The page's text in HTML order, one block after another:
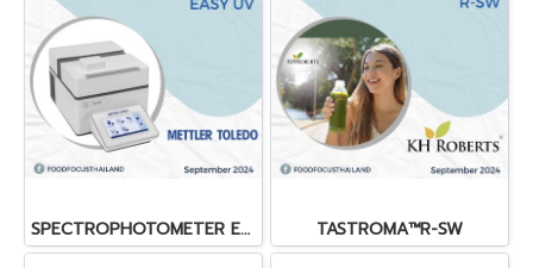
SPECTROPHOTOMETER EASY UV TASTROMA™R-SW